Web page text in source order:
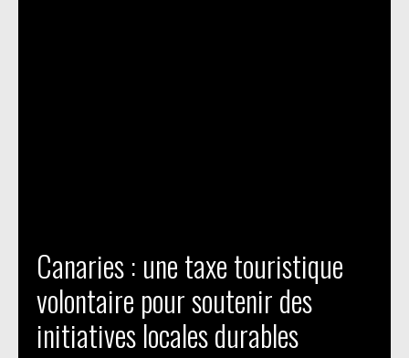
Canaries : une taxe touristique
volontaire pour soutenir des
initiatives locales durables